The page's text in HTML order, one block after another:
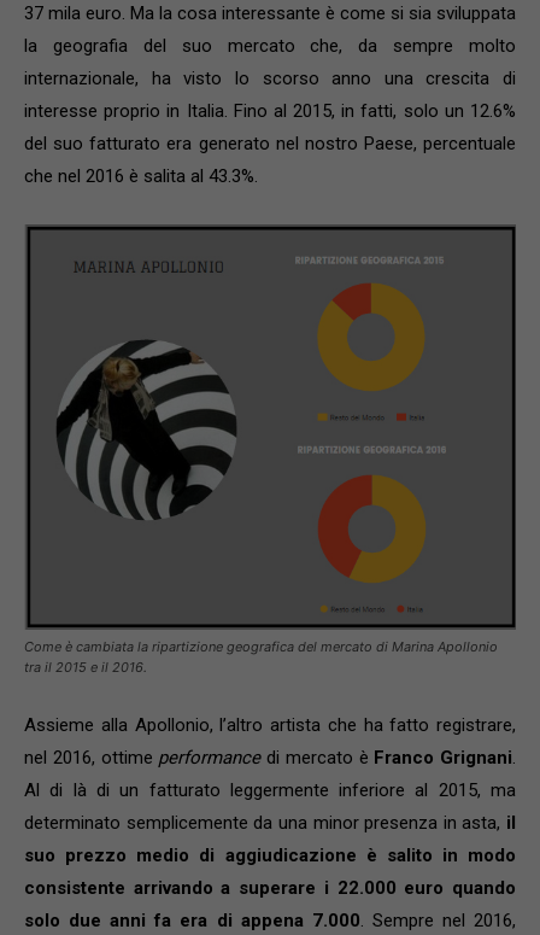
37 mila euro. Ma la cosa interessante è come si sia sviluppata
la geografia del suo mercato che, da sempre molto
internazionale, ha visto lo scorso anno una crescita di
interesse proprio in Italia. Fino al 2015, in fatti, solo un 12.6%
del suo fatturato era generato nel nostro Paese, percentuale
che nel 2016 è salita al 43.3%.
Come è cambiata la ripartizione geografica del mercato di Marina Apollonio
tra il 2015 e il 2016.
Assieme alla Apollonio, l’altro artista che ha fatto registrare,
nel 2016, ottime performancedi mercato è Franco Grignani.
Al di là di un fatturato leggermente inferiore al 2015, ma
determinato semplicemente da una minor presenza in asta, il
suo prezzo medio di aggiudicazione è salito in modo
consistente arrivando a superare i 22.000 euro quando
solo due anni fa era di appena 7.000. Sempre nel 2016,